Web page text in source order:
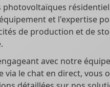
photovoltaïques
et l'expertise
de production et de
avec notre
via le chat en direct, vous